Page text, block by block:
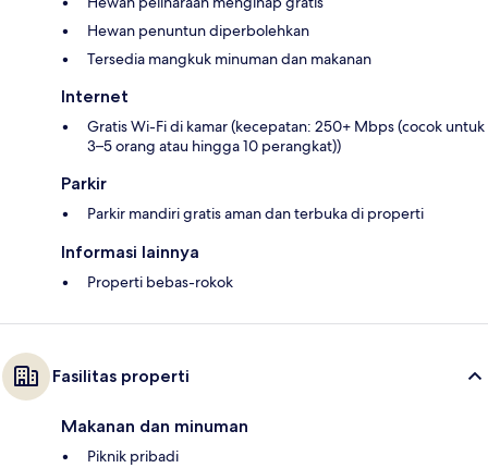
Hewan penuntun diperbolehkan
Tersedia mangkuk minuman dan makanan
Internet
Gratis Wi-Fi di kamar (kecepatan: 250+ Mbps (cocok untuk
3–5 orang atau hingga 10 perangkat))
Parkir
Parkir mandiri gratis aman dan terbuka di properti
Informasi lainnya
Properti bebas-rokok
Fasilitas properti
Makanan dan minuman
Piknik pribadi